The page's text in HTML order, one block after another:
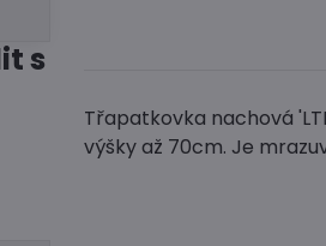
Třapatkovka nachová
výšky až 70cm. Je
s